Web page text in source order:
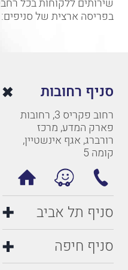
שירותים ללקוחות בכל
בפריסה ארצית של סניפים:
סניף רחובות
רחוב פקריס 3, רחובות
פארק המדע, מרכז
רורברג, אגף אינשטיין,
קומה 5
סניף תל אביב
סניף חיפה